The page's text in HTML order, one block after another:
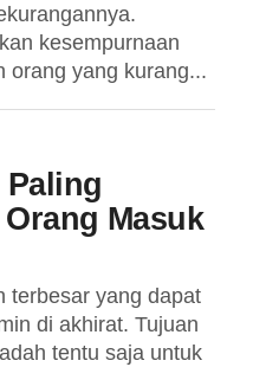
kesempurnaan
orang yang kurang...
Masuk
terbesar yang dapat
di akhirat. Tujuan
tentu saja untuk